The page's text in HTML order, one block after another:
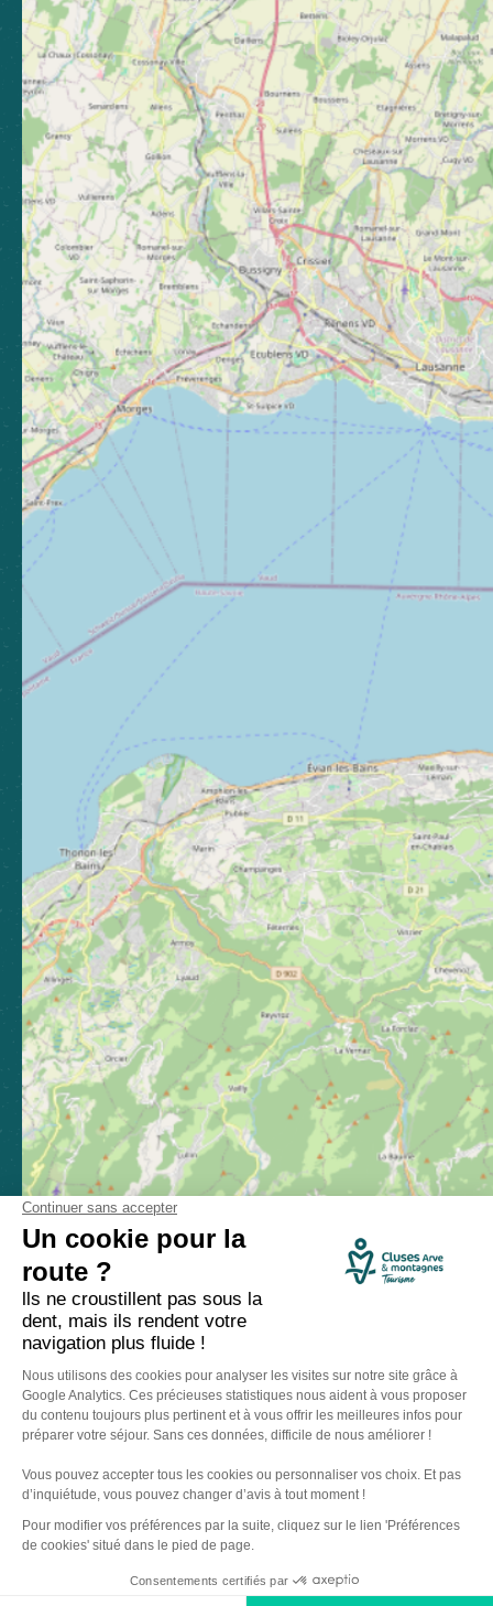
21 Grande Rue, 74300 Cluses
04 50 96 69 69
Laissez-nous votre avis
Nous contacter
Nos bureauxNos stations
Newsletter
Abonnez-vous pour rester
informé, et continuer à vibrer !
S'abonner
Espace presse Espace pro
Brochures
Toutes les brochures
Comment venir ?
Made with by IRIS Interactive
Mentions légales - Politique de confidentialité
Accessibilité numérique
conditions d'utilisationde Google s'appliquent.